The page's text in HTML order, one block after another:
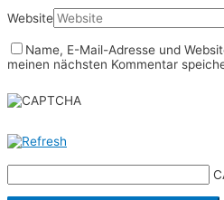
Website
Name, E-Mail-Adresse und
meinen nächsten Kommentar